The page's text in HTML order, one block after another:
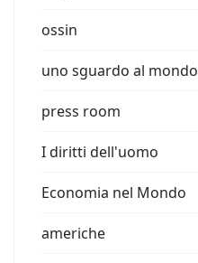
ossin
uno sguardo al mondo
press room
I diritti dell'uomo
Economia nel Mondo
americhe